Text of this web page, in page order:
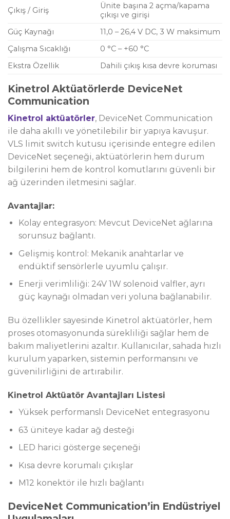
Çıkış / Giriş
Ünite başına 2 açma/kapama
çıkışı ve girişi
Güç Kaynağı
11,0 – 26,4 V DC, 3 W maksimum
Çalışma Sıcaklığı
0 °C – +60 °C
Ekstra Özellik
Dahili çıkış kısa devre koruması
Kinetrol Aktüatörlerde DeviceNet
Communication
Kinetrol aktüatörler, DeviceNet Communication
ile daha akıllı ve yönetilebilir bir yapıya kavuşur.
VLS limit switch kutusu içerisinde entegre edilen
DeviceNet seçeneği, aktüatörlerin hem durum
bilgilerini hem de kontrol komutlarını güvenli bir
ağ üzerinden iletmesini sağlar.
Avantajlar:
Kolay entegrasyon: Mevcut DeviceNet ağlarına
sorunsuz bağlantı.
Gelişmiş kontrol: Mekanik anahtarlar ve
endüktif sensörlerle uyumlu çalışır.
Enerji verimliliği: 24V 1W solenoid valfler, ayrı
güç kaynağı olmadan veri yoluna bağlanabilir.
Bu özellikler sayesinde Kinetrol aktüatörler, hem
proses otomasyonunda sürekliliği sağlar hem de
bakım maliyetlerini azaltır. Kullanıcılar, sahada hızlı
kurulum yaparken, sistemin performansını ve
güvenilirliğini de artırabilir.
Kinetrol Aktüatör Avantajları Listesi
Yüksek performanslı DeviceNet entegrasyonu
63 üniteye kadar ağ desteği
LED harici gösterge seçeneği
Kısa devre korumalı çıkışlar
M12 konektör ile hızlı bağlantı
DeviceNet Communication’in Endüstriyel